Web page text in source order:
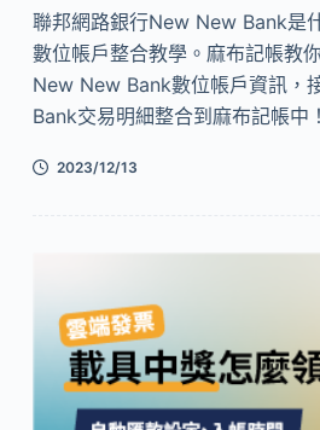
聯邦網路銀行New New Bank是
數位帳戶整合教學。麻布記帳教
New New Bank數位帳戶資訊，
Bank交易明細整合到麻布記帳中！
2023/12/13